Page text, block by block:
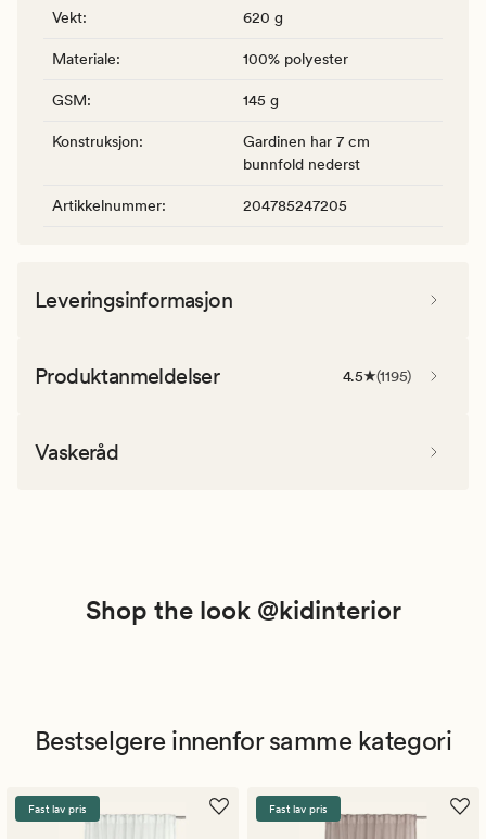
Vekt: 620 g
Materiale: 100% polyester
GSM: 145 g
Konstruksjon:
Gardinen har 7 cm
bunnfold nederst
Artikkelnummer: 204785247205
Leveringsinformasjon
Produktanmeldelser 4.5 (1195)
Vaskeråd
Shop the look @kidinterior
Bestselgere innenfor samme kategori
Fast lav pris Fast lav pris